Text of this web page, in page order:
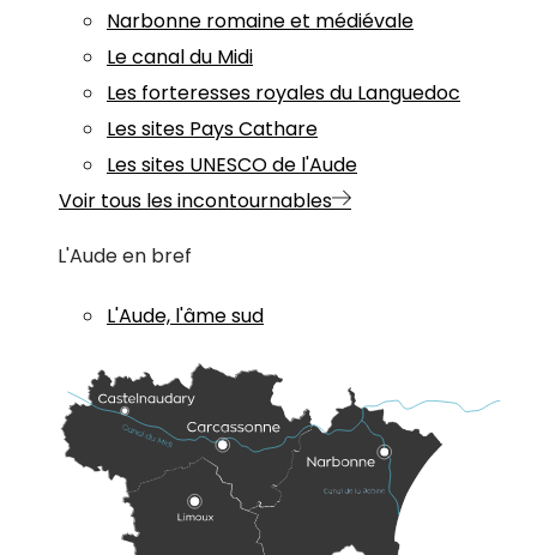
Narbonne romaine et médiévale
Le canal du Midi
Les forteresses royales du Languedoc
Les sites Pays Cathare
Les sites UNESCO de l'Aude
Voir tous les incontournables
L'Aude en bref
L'Aude, l'âme sud